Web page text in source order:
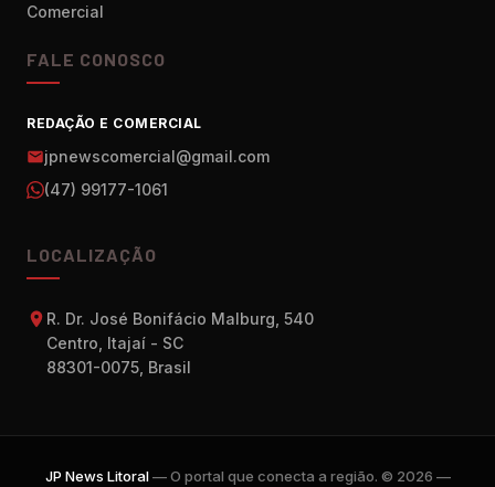
Comercial
FALE CONOSCO
REDAÇÃO E COMERCIAL
jpnewscomercial@gmail.com
(47) 99177-1061
LOCALIZAÇÃO
R. Dr. José Bonifácio Malburg, 540
Centro, Itajaí - SC
88301-0075, Brasil
JP News Litoral— O portal que conecta a região. © 2026 —